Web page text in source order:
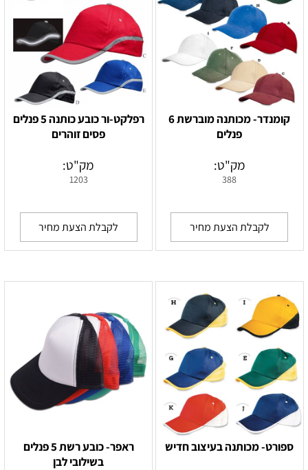
קומנדר- מכותנה מוברשת 6
פנלים
מק"ט:
388
לקבלת הצעת מחיר
רפלקט-ור כובע כותנה 5 פנלים
פסים זוהרים
מק"ט:
1203
לקבלת הצעת מחיר
ספורט- מכותנה בעיצוב חדיש
ראפר- כובע רשת 5 פנלים
בשילובי לבן